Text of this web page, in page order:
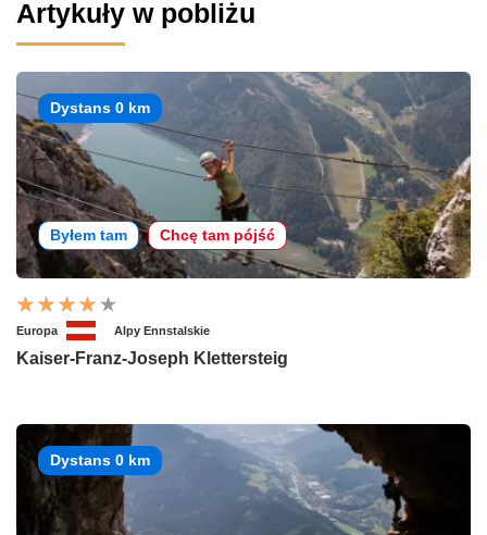
Artykuły w pobliżu
Dystans 0 km
Byłem tam Chcę tam pójść
Europa Alpy Ennstalskie
Kaiser-Franz-Joseph Klettersteig
Dystans 0 km